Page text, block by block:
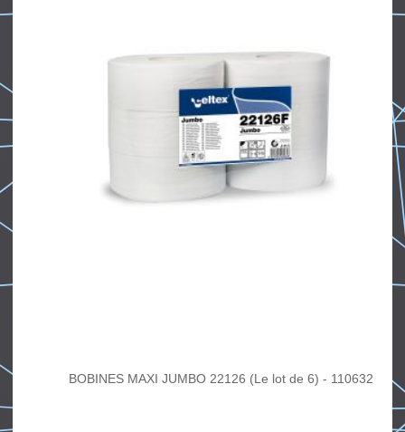
BOBINES MAXI JUMBO 22126 (Le lot de 6) - 110632